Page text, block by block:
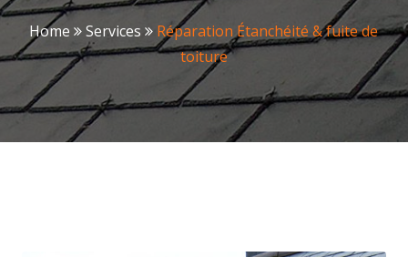
Home Services
Réparation Étanchéité & fuite de
toiture